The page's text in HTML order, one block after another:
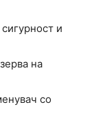
и
на
со